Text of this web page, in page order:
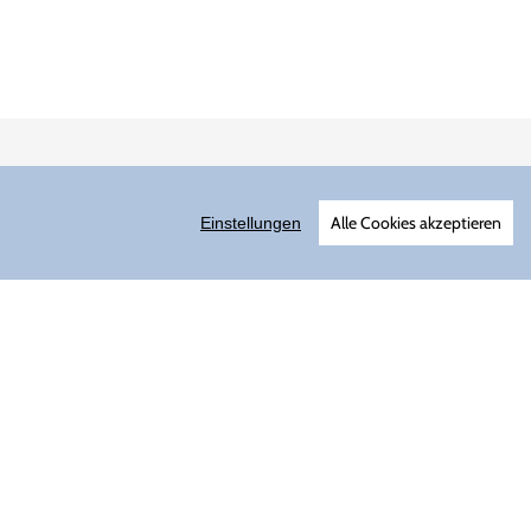
Datenschutzerklärung
Einstellungen Alle Cookies akzeptieren